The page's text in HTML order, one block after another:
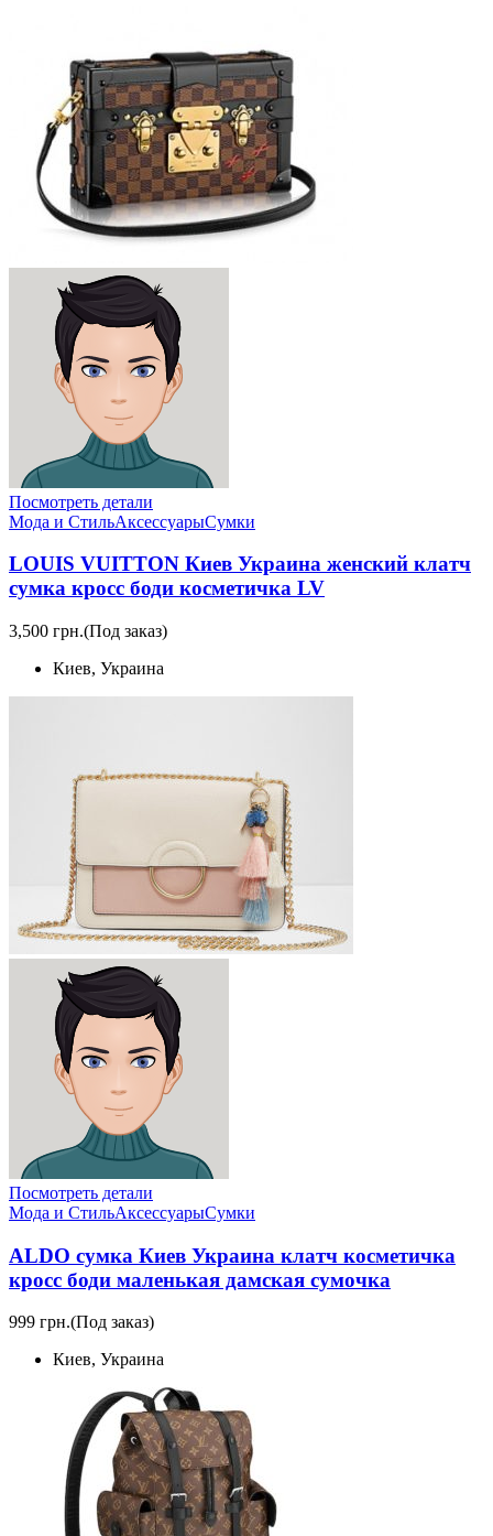
Посмотреть детали
Мода и СтильАксессуарыСумки
LOUIS VUITTON Киев Украина женский клатч
сумка кросс боди косметичка LV
3,500 грн.(Под заказ)
Киев, Украина
Посмотреть детали
Мода и СтильАксессуарыСумки
ALDO сумка Киев Украина клатч коcметичка
кросс боди маленькая дамская сумочка
999 грн.(Под заказ)
Киев, Украина